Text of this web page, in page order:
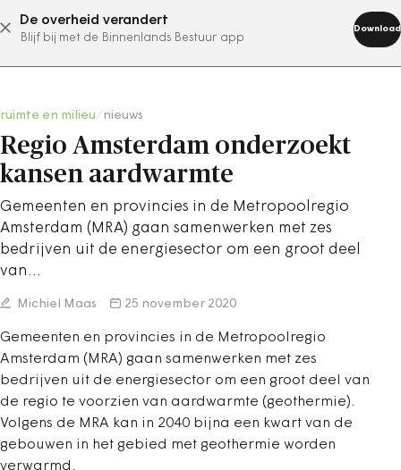
De overheid verandert
Blijf bij met de Binnenlands Bestuur app
Download
abonneer nu
ruimte en milieu nieuws
Regio Amsterdam onderzoekt
kansen aardwarmte
Gemeenten en provincies in de Metropoolregio
Amsterdam (MRA) gaan samenwerken met zes
bedrijven uit de energiesector om een groot deel
van…
Michiel Maas 25 november 2020
Gemeenten en provincies in de Metropoolregio
Amsterdam (MRA) gaan samenwerken met zes
bedrijven uit de energiesector om een groot deel van
de regio te voorzien van aardwarmte (geothermie).
Volgens de MRA kan in 2040 bijna een kwart van de
gebouwen in het gebied met geothermie worden
verwarmd.